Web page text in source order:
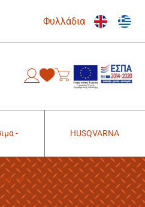
Φυλλάδια
- HUSQVARNA